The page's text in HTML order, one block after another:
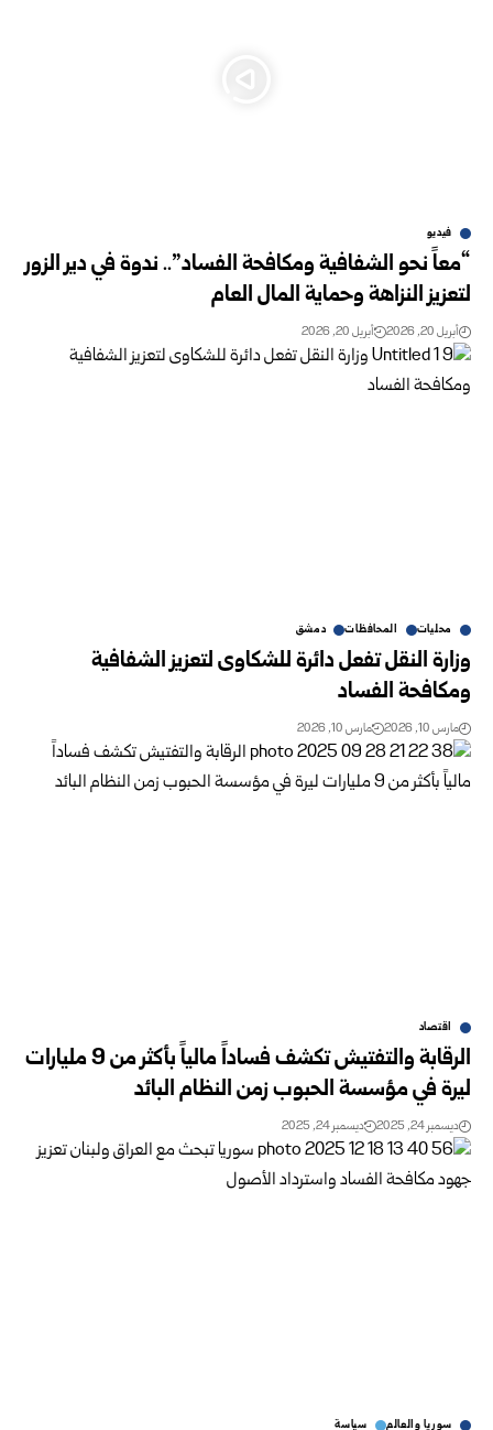
فيديو
“معاً نحو الشفافية ومكافحة الفساد”.. ندوة في دير الزور
لتعزيز النزاهة وحماية المال العام
أبريل 20, 2026 أبريل 20, 2026
محليات المحافظات دمشق
وزارة النقل تفعل دائرة للشكاوى لتعزيز الشفافية
ومكافحة الفساد
مارس 10, 2026 مارس 10, 2026
اقتصاد
الرقابة والتفتيش تكشف فساداً مالياً بأكثر من 9 مليارات
ليرة في مؤسسة الحبوب زمن النظام البائد
ديسمبر 24, 2025 ديسمبر 24, 2025
سوريا والعالم سياسة